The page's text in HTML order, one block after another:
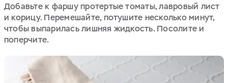
Добавьте к фаршу протертые томаты, лавровый лист
и корицу. Перемешайте, потушите несколько минут,
чтобы выпарилась лишняя жидкость. Посолите и
поперчите.